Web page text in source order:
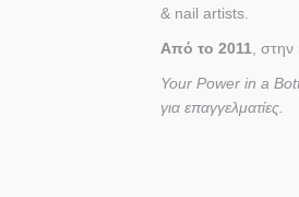
& nail artists.
Από το 2011 ,
Your Power in a
για επαγγελματίες.